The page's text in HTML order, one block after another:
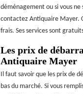
déménagement ou si vous ne
contactez Antiquaire Mayer.
frais. Ses services sont
Les prix de
Antiquaire Mayer
Il faut savoir que les prix de
bas du marché. Si vous